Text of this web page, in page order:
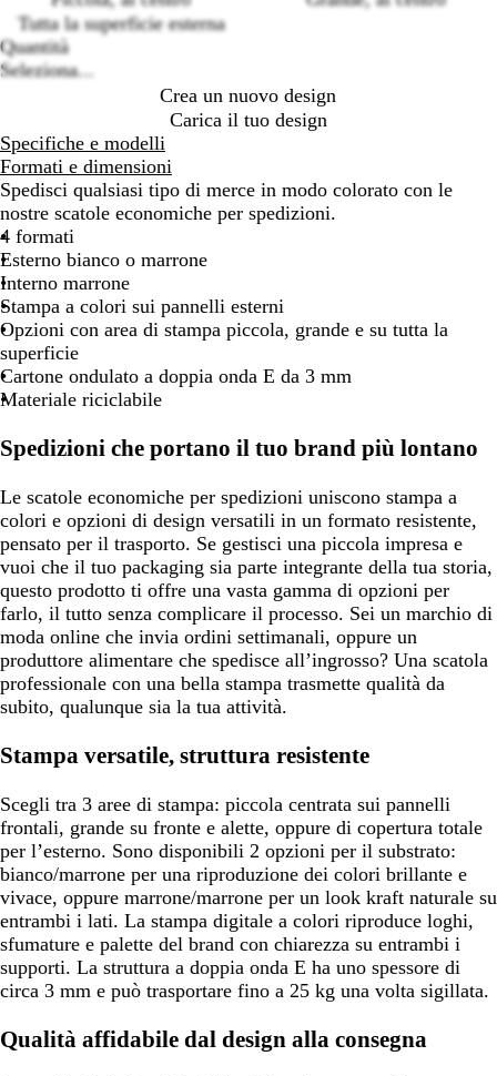
Tutta la superficie esterna
Quantità
Seleziona...
Crea un nuovo design
Carica il tuo design
Specifiche e modelli
Formati e dimensioni
Spedisci qualsiasi tipo di merce in modo colorato con le
nostre scatole economiche per spedizioni.
4 formati
Esterno bianco o marrone
Interno marrone
Stampa a colori sui pannelli esterni
Opzioni con area di stampa piccola, grande e su tutta la
superficie
Cartone ondulato a doppia onda E da 3 mm
Materiale riciclabile
Spedizioni che portano il tuo brand più lontano
Le scatole economiche per spedizioni uniscono stampa a
colori e opzioni di design versatili in un formato resistente,
pensato per il trasporto. Se gestisci una piccola impresa e
vuoi che il tuo packaging sia parte integrante della tua storia,
questo prodotto ti offre una vasta gamma di opzioni per
farlo, il tutto senza complicare il processo. Sei un marchio di
moda online che invia ordini settimanali, oppure un
produttore alimentare che spedisce all’ingrosso? Una scatola
professionale con una bella stampa trasmette qualità da
subito, qualunque sia la tua attività.
Stampa versatile, struttura resistente
Scegli tra 3 aree di stampa: piccola centrata sui pannelli
frontali, grande su fronte e alette, oppure di copertura totale
per l’esterno. Sono disponibili 2 opzioni per il substrato:
bianco/marrone per una riproduzione dei colori brillante e
vivace, oppure marrone/marrone per un look kraft naturale su
entrambi i lati. La stampa digitale a colori riproduce loghi,
sfumature e palette del brand con chiarezza su entrambi i
supporti. La struttura a doppia onda E ha uno spessore di
circa 3 mm e può trasportare fino a 25 kg una volta sigillata.
Qualità affidabile dal design alla consegna